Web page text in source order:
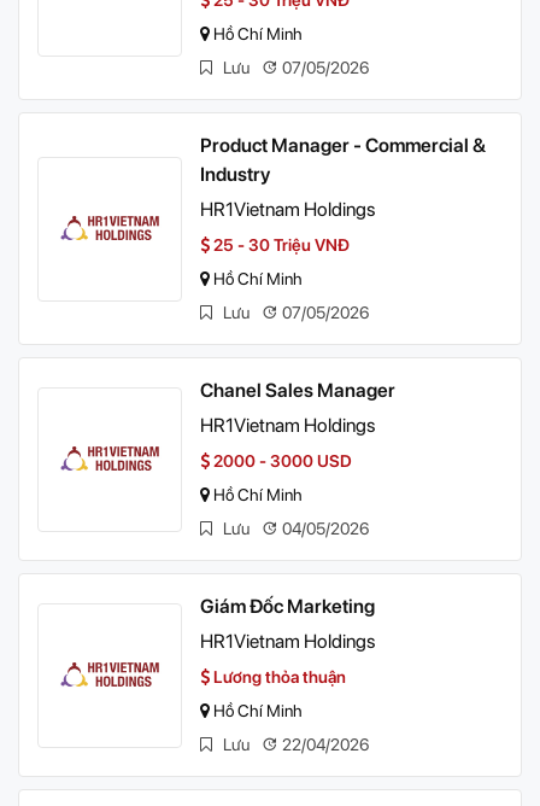
Hồ Chí Minh
Lưu
07/05/2026
Product Manager - Commercial &
Industry
HR1Vietnam Holdings
25 - 30 Triệu VNĐ
Hồ Chí Minh
Lưu
07/05/2026
Chanel Sales Manager
HR1Vietnam Holdings
2000 - 3000 USD
Hồ Chí Minh
Lưu
04/05/2026
Giám Đốc Marketing
HR1Vietnam Holdings
Lương thỏa thuận
Hồ Chí Minh
Lưu
22/04/2026